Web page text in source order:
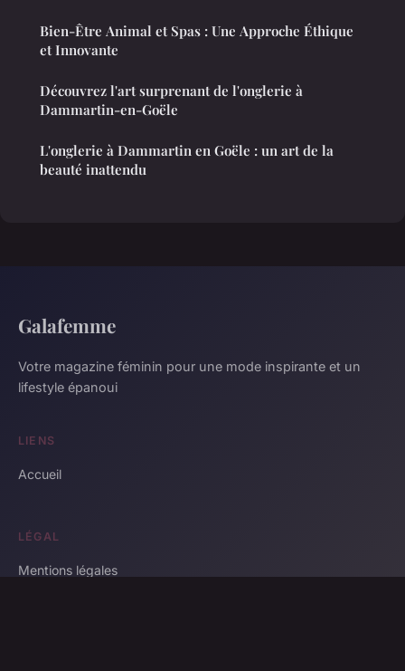
Bien-Être Animal et Spas : Une Approche Éthique
et Innovante
Découvrez l'art surprenant de l'onglerie à
Dammartin-en-Goële
L'onglerie à Dammartin en Goële : un art de la
beauté inattendu
Galafemme
Votre magazine féminin pour une mode inspirante et un
lifestyle épanoui
LIENS
Accueil
LÉGAL
Mentions légales